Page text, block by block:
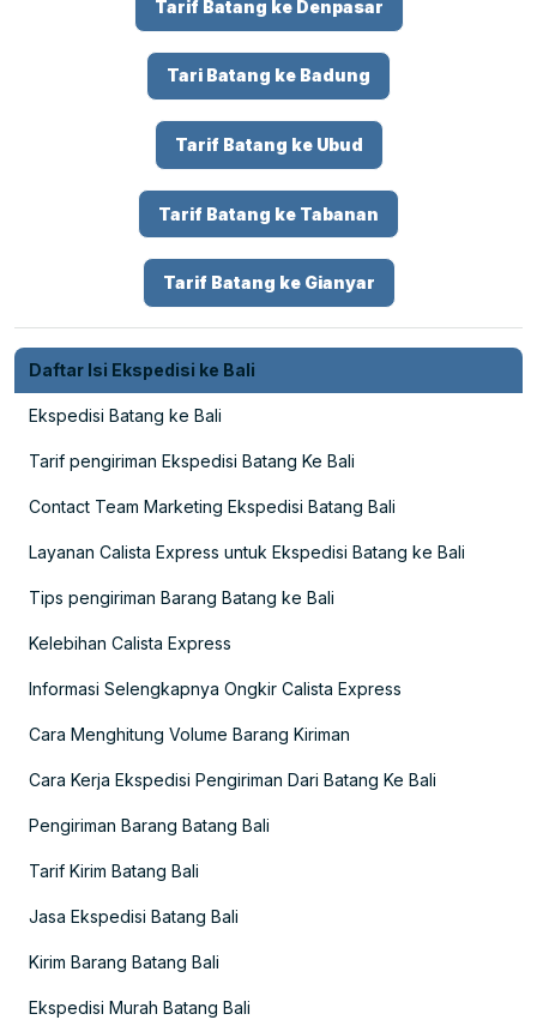
Tarif Batang ke Denpasar
Tari Batang ke Badung
Tarif Batang ke Ubud
Tarif Batang ke Tabanan
Tarif Batang ke Gianyar
Daftar Isi Ekspedisi ke Bali
Ekspedisi Batang ke Bali
Tarif pengiriman Ekspedisi Batang Ke Bali
Contact Team Marketing Ekspedisi Batang Bali
Layanan Calista Express untuk Ekspedisi Batang ke Bali
Tips pengiriman Barang Batang ke Bali
Kelebihan Calista Express
Informasi Selengkapnya Ongkir Calista Express
Cara Menghitung Volume Barang Kiriman
Cara Kerja Ekspedisi Pengiriman Dari Batang Ke Bali
Pengiriman Barang Batang Bali
Tarif Kirim Batang Bali
Jasa Ekspedisi Batang Bali
Kirim Barang Batang Bali
Ekspedisi Murah Batang Bali